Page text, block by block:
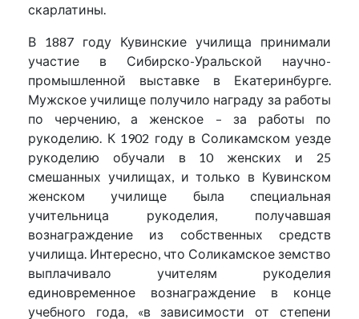
скарлатины.
В 1887 году Кувинские училища принимали
участие в Сибирско-Уральской научно-
промышленной выставке в Екатеринбурге.
Мужское училище получило награду за работы
по черчению, а женское – за работы по
рукоделию. К 1902 году в Соликамском уезде
рукоделию обучали в 10 женских и 25
смешанных училищах, и только в Кувинском
женском училище была специальная
учительница рукоделия, получавшая
вознаграждение из собственных средств
училища. Интересно, что Соликамское земство
выплачивало учителям рукоделия
единовременное вознаграждение в конце
учебного года, «в зависимости от степени